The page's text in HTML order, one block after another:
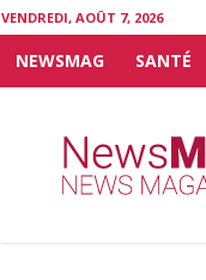
VENDREDI, AOÛT 7, 2026
NEWSMAG SANTÉ